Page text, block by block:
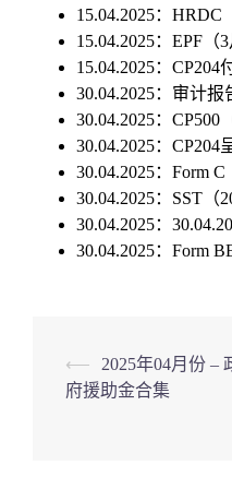
15.04.2025：HRDC
15.04.2025：EPF（
15.04.2025：CP204
30.04.2025：审计报
30.04.2025：CP500
30.04.2025：CP204
30.04.2025：Form
30.04.2025：SST（
30.04.2025：
30.04.2025：Form
Post
navigation
⟵
2025年04月份 –
府援助金合集